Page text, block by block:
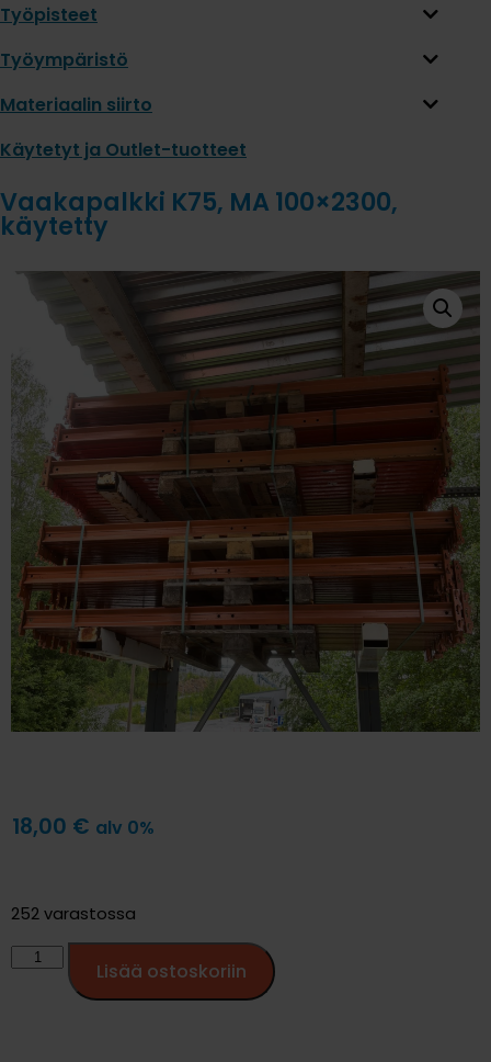
Työpisteet
Työympäristö
Materiaalin siirto
Käytetyt ja Outlet-tuotteet
Vaakapalkki K75, MA 100×2300,
käytetty
18,00 € alv 0%
252 varastossa
Lisää ostoskoriin